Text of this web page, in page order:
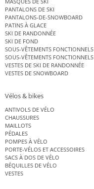
PANTALONS DE SKI
PANTALONS-DE-SNOWBOARD
PATINS À GLACE
SKI DE RANDONNÉE
SKI DE FOND
SOUS-VÊTEMENTS FONCTIONNELS
SOUS-VÊTEMENTS FONCTIONNELS
VESTES DE SKI DE RANDONNÉE
VESTES DE SNOWBOARD
Vélos & bikes
ANTIVOLS DE VÉLO
CHAUSSURES
MAILLOTS
PÉDALES
POMPES À VÉLO
PORTE-VÉLOS ET ACCESSOIRES
SACS À DOS DE VÉLO
BÉQUILLES DE VÉLO
VESTES